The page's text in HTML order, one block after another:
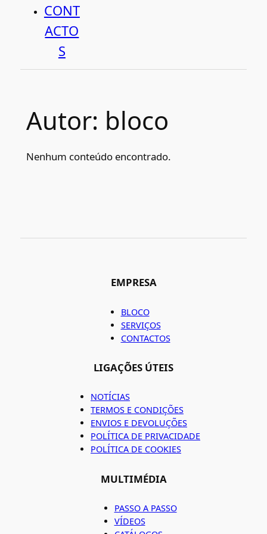
CONT
ACTO
S
Autor: bloco
Nenhum conteúdo encontrado.
EMPRESA
BLOCO
SERVIÇOS
CONTACTOS
LIGAÇÕES ÚTEIS
NOTÍCIAS
TERMOS E CONDIÇÕES
ENVIOS E DEVOLUÇÕES
POLÍTICA DE PRIVACIDADE
POLÍTICA DE COOKIES
MULTIMÉDIA
PASSO A PASSO
VÍDEOS